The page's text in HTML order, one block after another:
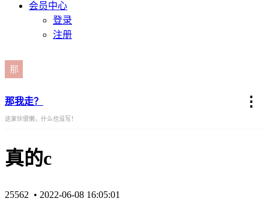
会员中心
登录
注册
那我走？ ⋮
这家伙很懒，什么也没写！
真的c
25562 • 2022-06-08 16:05:01